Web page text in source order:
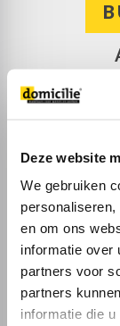
Deze website
We gebruiken
en om ons
informatie over
partners voor
partners
informatie die